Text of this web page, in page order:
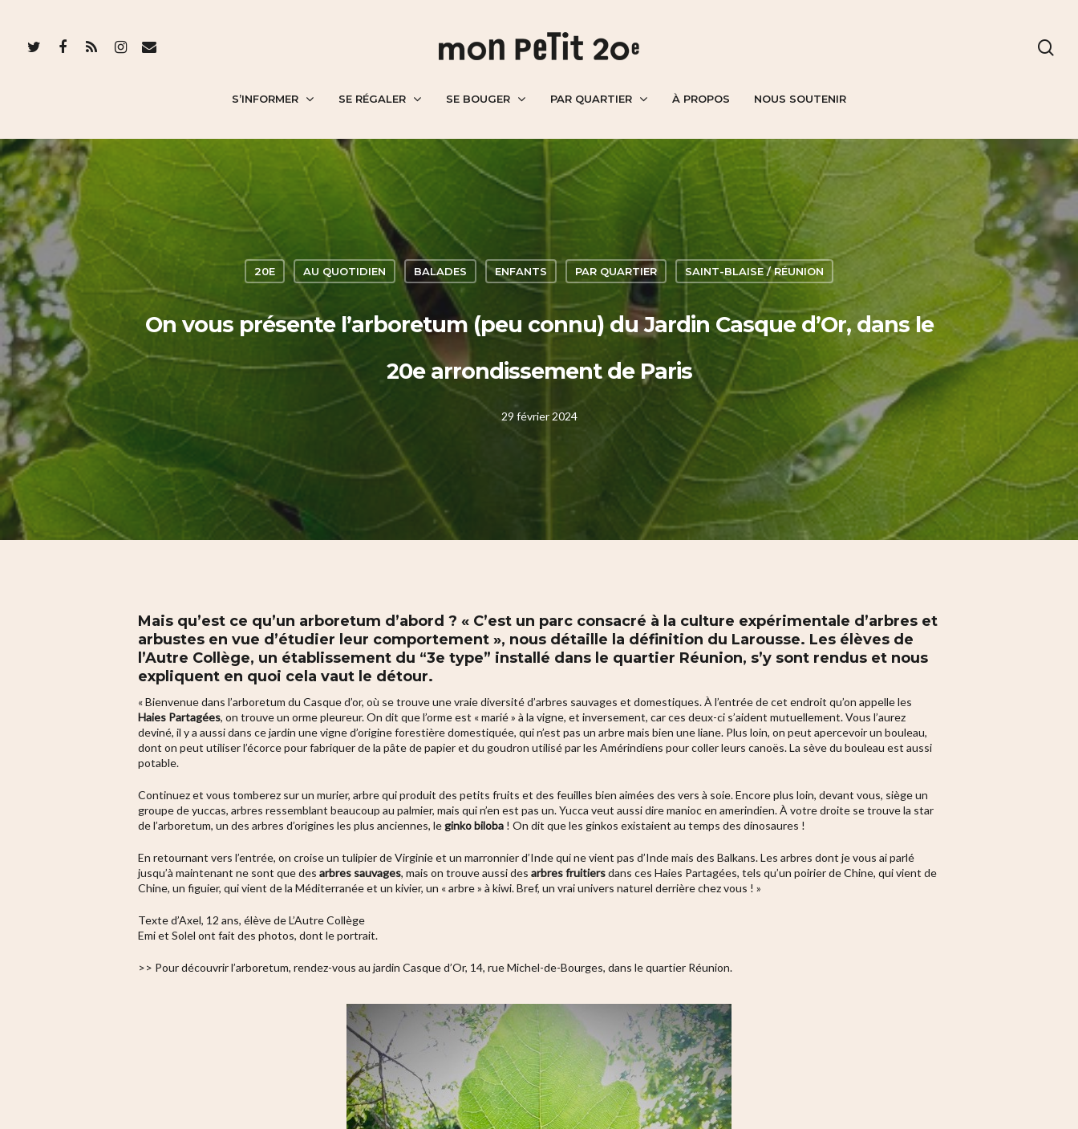
Hit enter to search or ESC to close
S’INFORMER SE RÉGALER SE BOUGER PAR QUARTIER À PROPOS NOUS SOUTENIR
20E AU QUOTIDIEN BALADES ENFANTS PAR QUARTIER SAINT-BLAISE / RÉUNION
On vous présente l’arboretum (peu connu) du Jardin Casque d’Or, dans le
20e arrondissement de Paris
29 février 2024
Mais qu’est ce qu’un arboretum d’abord ? « C’est un parc consacré à la culture expérimentale d’arbres et
arbustes en vue d’étudier leur comportement », nous détaille la définition du Larousse. Les élèves de
l’Autre Collège, un établissement du “3e type” installé dans le quartier Réunion, s’y sont rendus et nous
expliquent en quoi cela vaut le détour.
« Bienvenue dans l’arboretum du Casque d’or, où se trouve une vraie diversité d’arbres sauvages et domestiques. À l’entrée de cet endroit qu’on appelle les
Haies Partagées, on trouve un orme pleureur. On dit que l’orme est « marié » à la vigne, et inversement, car ces deux-ci s’aident mutuellement. Vous l’aurez
deviné, il y a aussi dans ce jardin une vigne d’origine forestière domestiquée, qui n’est pas un arbre mais bien une liane. Plus loin, on peut apercevoir un bouleau,
dont on peut utiliser l’écorce pour fabriquer de la pâte de papier et du goudron utilisé par les Amérindiens pour coller leurs canoës. La sève du bouleau est aussi
potable.
Continuez et vous tomberez sur un murier, arbre qui produit des petits fruits et des feuilles bien aimées des vers à soie. Encore plus loin, devant vous, siège un
groupe de yuccas, arbres ressemblant beaucoup au palmier, mais qui n’en est pas un. Yucca veut aussi dire manioc en amerindien. À votre droite se trouve la star
de l’arboretum, un des arbres d’origines les plus anciennes, leginko biloba ! On dit que les ginkos existaient au temps des dinosaures !
En retournant vers l’entrée, on croise un tulipier de Virginie et un marronnier d’Inde qui ne vient pas d’Inde mais des Balkans. Les arbres dont je vous ai parlé
jusqu’à maintenant ne sont que des arbres sauvages, mais on trouve aussi des arbres fruitiersdans ces Haies Partagées, tels qu’un poirier de Chine, qui vient de
Chine, un figuier, qui vient de la Méditerranée et un kivier, un « arbre » à kiwi. Bref, un vrai univers naturel derrière chez vous ! »
Texte d’Axel, 12 ans, élève de L’Autre Collège
Emi et Solel ont fait des photos, dont le portrait.
>> Pour découvrir l’arboretum, rendez-vous au jardin Casque d’Or, 14, rue Michel-de-Bourges, dans le quartier Réunion.